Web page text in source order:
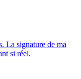
La signature de ma
si réel.